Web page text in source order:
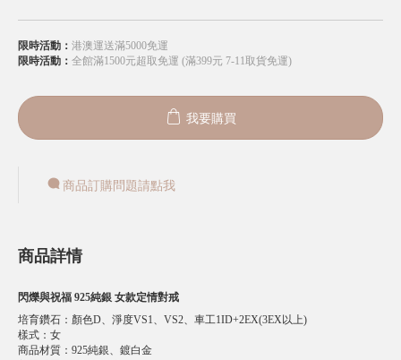
限時活動： 港澳運送滿5000免運
限時活動： 全館滿1500元超取免運 (滿399元 7-11取貨免運)
我要購買
商品訂購問題請點我
商品詳情
閃爍與祝福 925純銀 女款定情對戒
培育鑽石 ： 顏色D、淨度VS1、VS2、車工1ID+2EX(3EX以上)
樣式 ： 女
商品材質 ： 925純銀、鍍白金